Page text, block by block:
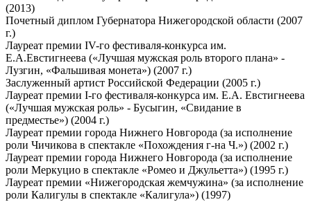
(2013)
Почетный диплом Губернатора Нижегородской области (2007
г.)
Лауреат премии IV-го фестиваля-конкурса им.
Е.А.Евстигнеева («Лучшая мужская роль второго плана» -
Лузгин, «Фальшивая монета») (2007 г.)
Заслуженный артист Российской Федерации (2005 г.)
Лауреат премии I-го фестиваля-конкурса им. Е.А. Евстигнеева
(«Лучшая мужская роль» - Бусыгин, «Свидание в
предместье») (2004 г.)
Лауреат премии города Нижнего Новгорода (за исполнение
роли Чичикова в спектакле «Похождения г-на Ч.») (2002 г.)
Лауреат премии города Нижнего Новгорода (за исполнение
роли Меркуцио в спектакле «Ромео и Джульетта») (1995 г.)
Лауреат премии «Нижегородская жемчужина» (за исполнение
роли Калигулы в спектакле «Калигула») (1997)